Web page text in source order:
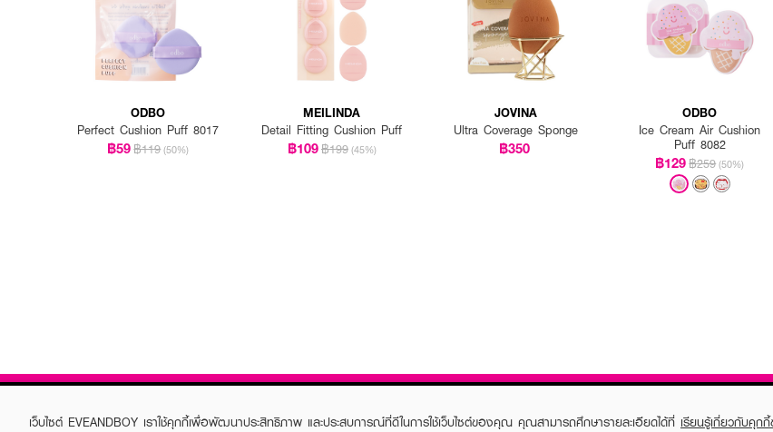
ODBO
Perfect Cushion Puff 8017
฿59฿119 (50%)
MEILINDA
Detail Fitting Cushion Puff
฿109฿199 (45%)
JOVINA
Ultra Coverage Sponge
฿350
ODBO
Ice Cream Air Cushion
Puff 8082
฿129฿259 (50%)
เว็บไซต์ EVEANDBOY เราใช้คุกกี้เพื่อพัฒนาประสิทธิภาพ และประสบการณ์ที่ดีในการใช้เว็บไซต์ของคุณ คุณสามารถศึกษารายละเอียดได้ที่ เรียนรู้เกี่ยวกับคุก